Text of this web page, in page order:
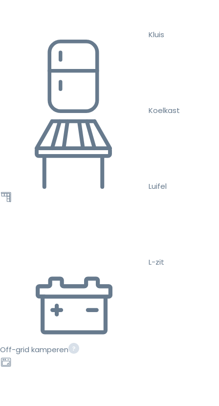
Kluis
Koelkast
Luifel
L-zit
Off-grid kamperen